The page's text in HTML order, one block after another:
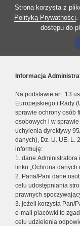
Strona korzysta z
Polityką Prywatności.
dostępu do
Informacja
Na podstawie art. 13
Europejskiego i Rady
sprawie ochrony osób
osobowych i w
uchylenia dyrektywy
danych), Dz. U. UE. L.
informuję:
1. dane
linku „Ochrona danych
2. Pana/Pani dane
celu udostępniania
prawnych
3. jeżeli korzysta Pan/
e-mail placówki to
celu udzielenia